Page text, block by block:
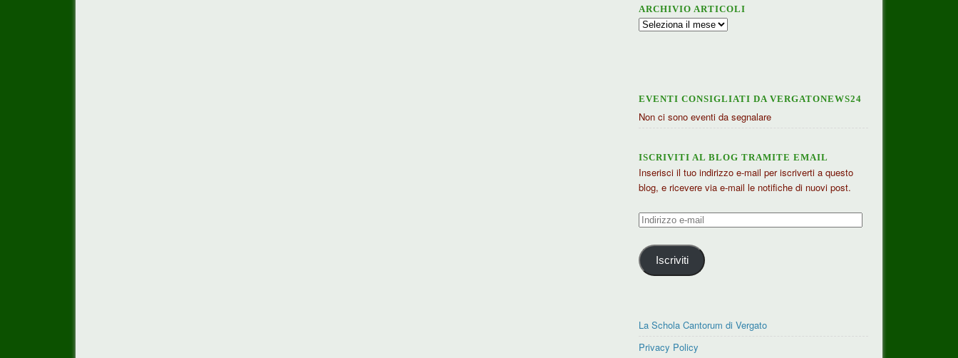
ARCHIVIO ARTICOLI
Archivio
EVENTI CONSIGLIATI DA VERGATONEWS24
Non ci sono eventi da segnalare
ISCRIVITI AL BLOG TRAMITE EMAIL
Inserisci il tuo indirizzo e-mail per iscriverti a questo
blog, e ricevere via e-mail le notifiche di nuovi post.
Indirizzo
mail
Iscriviti
La Schola Cantorum di Vergato
Privacy Policy